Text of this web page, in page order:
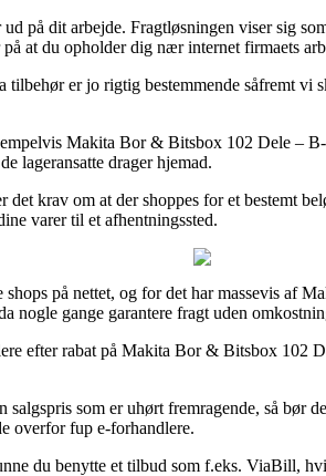
på dit arbejde. Fragtløsningen viser sig
at du opholder dig nær internet firmaets
er jo rigtig bestemmende såfremt vi
Makita Bor & Bitsbox 102 Dele –
lageransatte drager hjemad.
det krav om at der shoppes for et
varer til et afhentningssted.
på nettet, og for det har massevis af
nogle gange garantere fragt uden
efter rabat på Makita Bor & Bitsbox 102
som er uhørt fremragende, så
overfor fup e-forhandlere.
du benytte et tilbud som f.eks. ViaBill,